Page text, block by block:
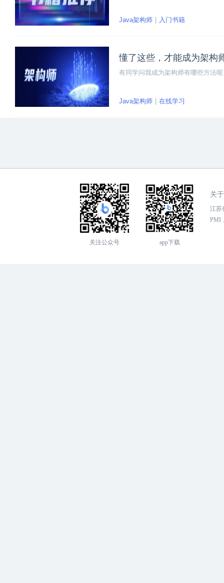
Java架构师 入门书籍
懂了这些，才能成为架构
有同学问我成为架构师有哪些方法
Java架构师 在线学习
关注公众号 app下载
关
江苏
PMI